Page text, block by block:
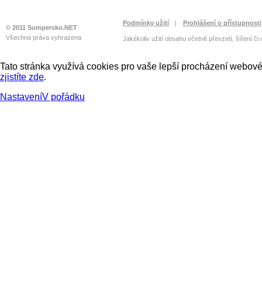
© 2011 Sumpersko.NET
Všechna práva vyhrazena
Podmínky užití | Prohlášení o přístupnosti
Jakékoliv užití obsahu včetně převzetí, šíření či
Tato stránka využívá cookies pro vaše lepší procházení
zjistíte zde.
NastaveníV pořádku